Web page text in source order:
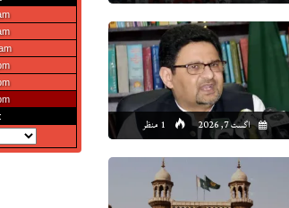
اگست 7, 2026 1 منظر